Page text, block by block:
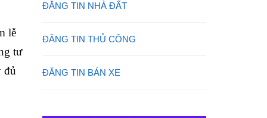
lễ
tư
đủ
ĐĂNG TIN NHÀ ĐẤT
ĐĂNG TIN THỦ CÔNG
ĐĂNG TIN BÁN XE